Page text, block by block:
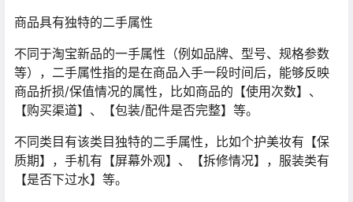
商品具有独特的二手属性
不同于淘宝新品的一手属性（例如品牌、型号、规格参数
等），二手属性指的是在商品入手一段时间后，能够反映
商品折损/保值情况的属性，比如商品的【使用次数】、
【购买渠道】、【包装/配件是否完整】等。
不同类目有该类目独特的二手属性，比如个护美妆有【保
质期】，手机有【屏幕外观】、【拆修情况】，服装类有
【是否下过水】等。